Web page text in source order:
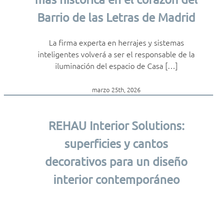
Barrio de las Letras de Madrid
La firma experta en herrajes y sistemas
inteligentes volverá a ser el responsable de la
iluminación del espacio de Casa […]
marzo 25th, 2026
REHAU Interior Solutions:
superficies y cantos
decorativos para un diseño
interior contemporáneo